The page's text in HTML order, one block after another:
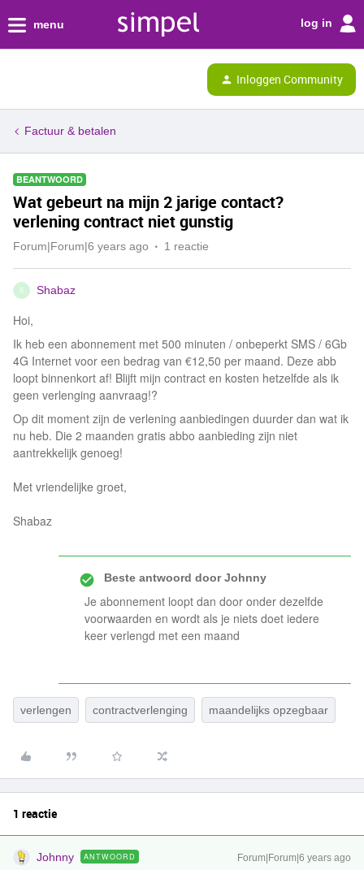
menu log in
Inloggen Community
Factuur & betalen
BEANTWOORD
Wat gebeurt na mijn 2 jarige contact?
verlening contract niet gunstig
Forum|Forum|6 years ago 1 reactie
S Shabaz
Hoi,
Ik heb een abonnement met 500 minuten / onbeperkt SMS / 6Gb
4G Internet voor een bedrag van €12,50 per maand. Deze abb
loopt binnenkort af! Blijft mijn contract en kosten hetzelfde als ik
geen verlenging aanvraag!?
Op dit moment zijn de verlening aanbiedingen duurder dan wat ik
nu heb. Die 2 maanden gratis abbo aanbieding zijn niet
aantrekkelijk genoeg!
Met vriendelijke groet,
Shabaz
Beste antwoord doorJohnny
Je abonnement loopt dan door onder dezelfde
voorwaarden en wordt als je niets doet iedere
keer verlengd met een maand
verlengen contractverlenging maandelijks opzegbaar
1 reactie
Johnny ANTWOORD Forum|Forum|6 years ago